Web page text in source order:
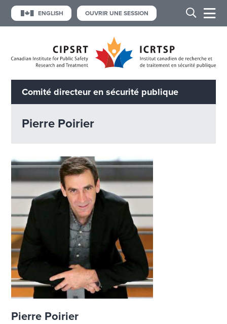
ENGLISH OUVRIR UNE SESSION
Comité directeur en sécurité publique
Pierre Poirier
Pierre Poirier